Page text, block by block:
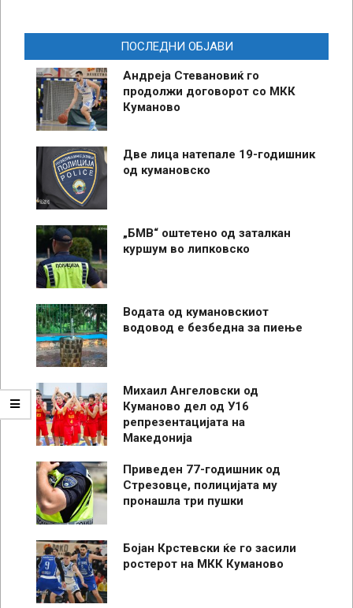
ПОСЛЕДНИ ОБЈАВИ
Андреја Стевановиќ го
продолжи договорот со МКК
Куманово
Две лица натепале 19-годишник
од кумановско
„БМВ“ оштетено од заталкан
куршум во липковско
Водата од кумановскиот
водовод е безбедна за пиење
Михаил Ангеловски од
Куманово дел од У16
репрезентацијата на
Македонија
Приведен 77-годишник од
Стрезовце, полицијата му
пронашла три пушки
Бојан Крстевски ќе го засили
ростерот на МКК Куманово